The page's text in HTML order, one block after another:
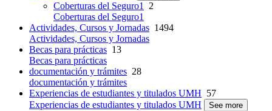
Coberturas del Seguro1
2
Coberturas del Seguro1
Actividades, Cursos y Jornadas 1494
Actividades, Cursos y Jornadas
Becas para prácticas 13
Becas para prácticas
documentación y trámites 28
documentación y trámites
Experiencias de estudiantes y titulados UMH 57
Experiencias de estudiantes y titulados UMH
See more